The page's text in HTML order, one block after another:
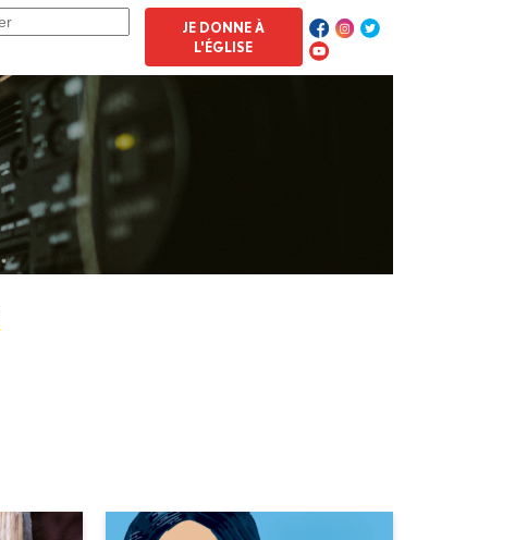
JE DONNE À
L'ÉGLISE